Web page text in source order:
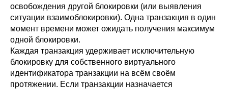
освобождения другой блокировки (или выявления
ситуации взаимоблокировки). Одна транзакция в один
момент времени может ожидать получения максимум
одной блокировки.
Каждая транзакция удерживает исключительную
блокировку для собственного виртуального
идентификатора транзакции на всём своём
протяжении. Если транзакции назначается